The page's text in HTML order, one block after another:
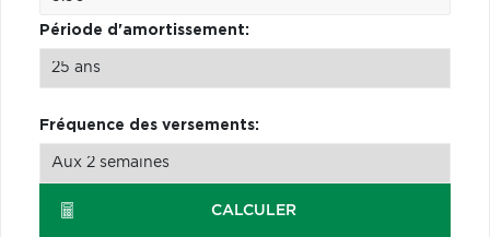
Période d'amortissement:
Fréquence des versements:
CALCULER